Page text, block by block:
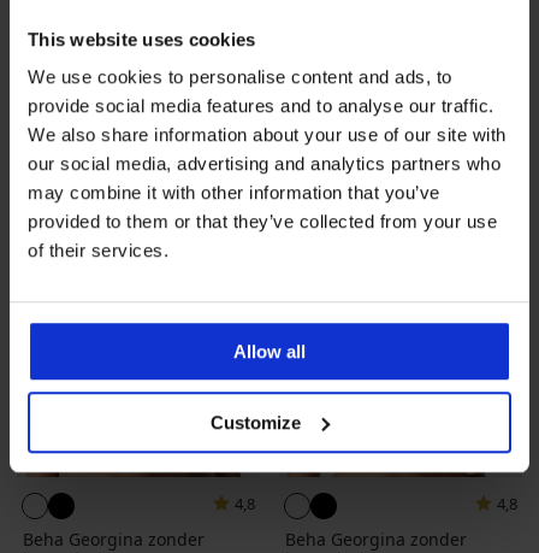
This website uses cookies
We use cookies to personalise content and ads, to
provide social media features and to analyse our traffic.
We also share information about your use of our site with
our social media, advertising and analytics partners who
may combine it with other information that you’ve
provided to them or that they’ve collected from your use
of their services.
Allow all
Customize
54,99 €
4,8
Beha Georgina zonder
4,8
Beha Georgina zonder